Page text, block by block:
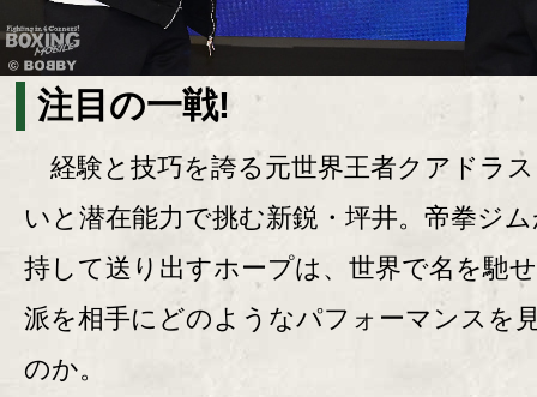
注目の一戦!
経験と技巧を誇る元世界王者クアドラ
いと潜在能力で挑む新鋭・坪井。帝拳ジ
持して送り出すホープは、世界で名を馳
派を相手にどのようなパフォーマンスを
のか。